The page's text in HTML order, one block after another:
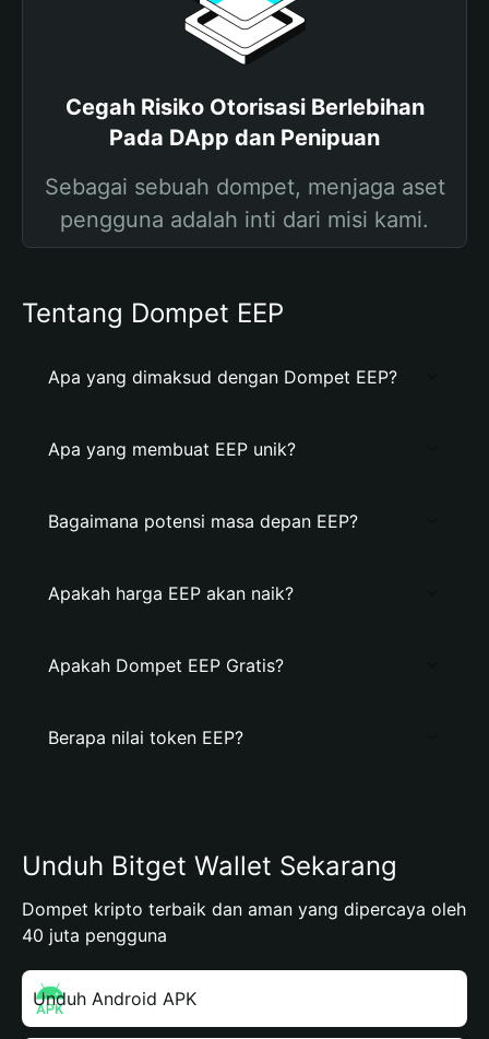
Cegah Risiko Otorisasi Berlebihan
Pada DApp dan Penipuan
Sebagai sebuah dompet, menjaga aset
pengguna adalah inti dari misi kami.
Tentang Dompet EEP
Apa yang dimaksud dengan Dompet EEP?
Apa yang membuat EEP unik?
Bagaimana potensi masa depan EEP?
Apakah harga EEP akan naik?
Apakah Dompet EEP Gratis?
Berapa nilai token EEP?
Unduh Bitget Wallet Sekarang
Dompet kripto terbaik dan aman yang dipercaya oleh
40 juta pengguna
Unduh Android APK